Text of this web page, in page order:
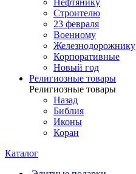
Нефтянику
Строителю
23 февраля
Военному
Железнодорожнику
Корпоративные
Новый год
Религиозные товары
Религиозные товары
Назад
Библия
Иконы
Коран
Каталог